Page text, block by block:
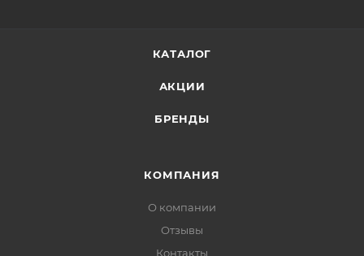
КАТАЛОГ
АКЦИИ
БРЕНДЫ
КОМПАНИЯ
О компании
Отзывы
Контакты